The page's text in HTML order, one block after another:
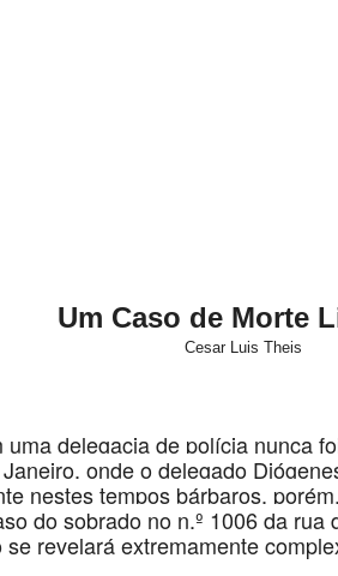
Um Caso de Morte
Cesar Luis Theis
uma delegacia de polícia nunca
onde o delegado
nestes tempos bárbaros,
do sobrado no n.º 1006 da
revelará extremamente